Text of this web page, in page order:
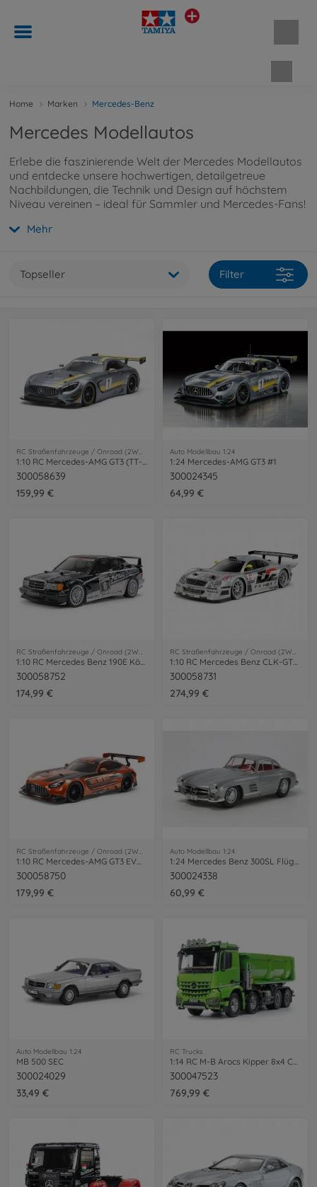
Home Marken Mercedes-Benz
Mercedes Modellautos
Erlebe die faszinierende Welt der Mercedes Modellautos
und entdecke unsere hochwertigen, detailgetreue
Nachbildungen, die Technik und Design auf höchstem
Niveau vereinen – ideal für Sammler und Mercedes-Fans!
Mehr
Topseller Filter
RC Straßenfahrzeuge / Onroad (2WD/4WD)
1:10 RC Mercedes-AMG GT3 (TT-02)
300058639
159,99 €
Auto Modellbau 1:24
1:24 Mercedes-AMG GT3 #1
300024345
64,99 €
RC Straßenfahrzeuge / Onroad (2WD/4WD)
300058752
174,99 €
RC Straßenfahrzeuge / Onroad (2WD/4WD)
300058731
274,99 €
RC Straßenfahrzeuge / Onroad (2WD/4WD)
1:10 RC Mercedes-AMG GT3 EVO TT-02
300058750
179,99 €
Auto Modellbau 1:24
1:24 Mercedes Benz 300SL Flügeltürer
300024338
60,99 €
Auto Modellbau 1:24
MB 500 SEC
300024029
33,49 €
RC Trucks
300047523
769,99 €